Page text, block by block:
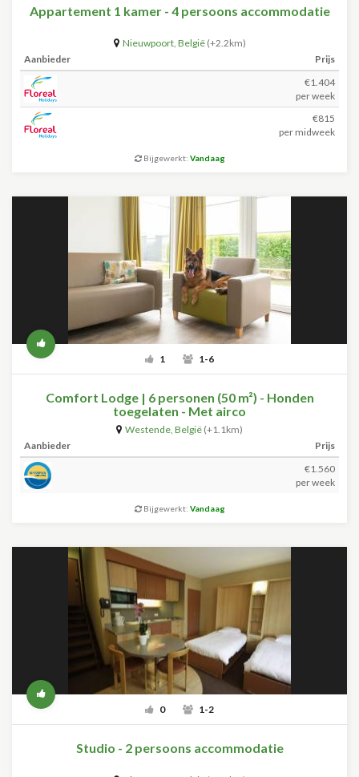
Appartement 1 kamer - 4 persoons accommodatie
Nieuwpoort, België (+2.2km)
Aanbieder
Prijs
€1.404
per week
€815
per midweek
Bijgewerkt: Vandaag
1 1-6
Comfort Lodge | 6 personen (50 m²) - Honden
toegelaten - Met airco
Westende, België (+1.1km)
Aanbieder
Prijs
€1.560
per week
Bijgewerkt: Vandaag
0 1-2
Studio - 2 persoons accommodatie